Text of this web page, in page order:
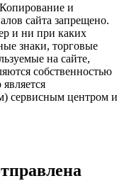
и
сайта запрещено.
и ни при каких
знаки, торговые
на сайте,
собственностью
сервисным центром и